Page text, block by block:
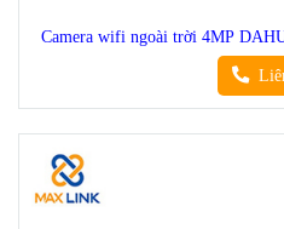
Camera wifi ngoài trời 4MP